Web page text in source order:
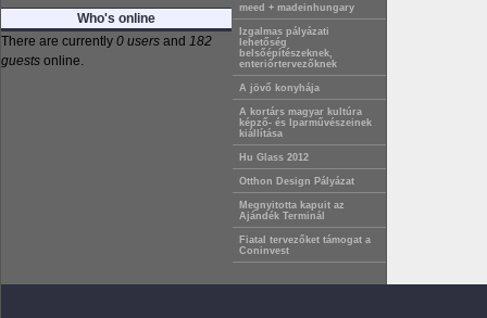
Who's online
There are currently 0 users and 182
guests online.
meed + madeinhungary
Izgalmas pályázati
lehetőség
belsőépítészeknek,
enteriőrtervezőknek
A jövő konyhája
A kortárs magyar kultúra
képző- és Iparművészeinek
kiállítása
Hu Glass 2012
Otthon Design Pályázat
Megnyitotta kapuit az
Ajándék Terminál
Fiatal tervezőket támogat a
Coninvest